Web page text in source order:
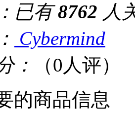
已有 8762 人
Cybermind
：
（0人评）
的商品信息